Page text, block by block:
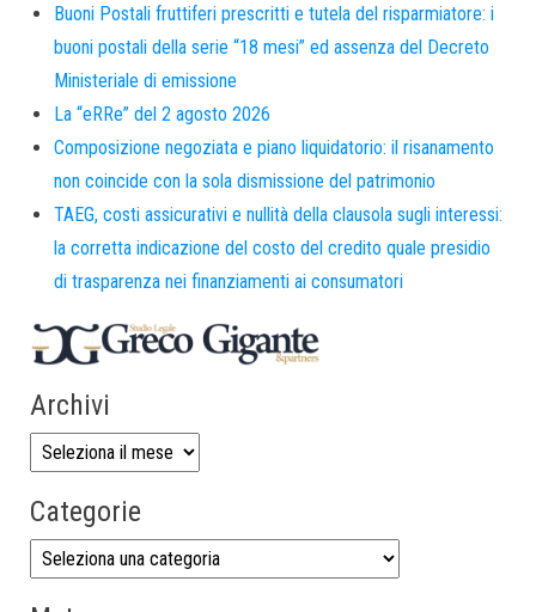
Buoni Postali fruttiferi prescritti e tutela del risparmiatore: i
buoni postali della serie “18 mesi” ed assenza del Decreto
Ministeriale di emissione
La “eRRe” del 2 agosto 2026
Composizione negoziata e piano liquidatorio: il risanamento
non coincide con la sola dismissione del patrimonio
TAEG, costi assicurativi e nullità della clausola sugli interessi:
la corretta indicazione del costo del credito quale presidio
di trasparenza nei finanziamenti ai consumatori
Archivi
Categorie